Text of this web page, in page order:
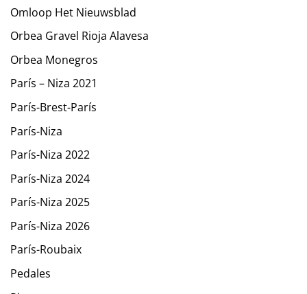
Omloop Het Nieuwsblad
Orbea Gravel Rioja Alavesa
Orbea Monegros
París – Niza 2021
París-Brest-París
París-Niza
París-Niza 2022
París-Niza 2024
París-Niza 2025
París-Niza 2026
París-Roubaix
Pedales